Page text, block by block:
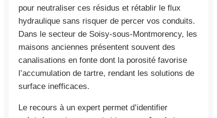
pour neutraliser ces résidus et rétablir le flux
hydraulique sans risquer de percer vos conduits.
Dans le secteur de Soisy-sous-Montmorency, les
maisons anciennes présentent souvent des
canalisations en fonte dont la porosité favorise
l’accumulation de tartre, rendant les solutions de
surface inefficaces.
Le recours à un expert permet d’identifier